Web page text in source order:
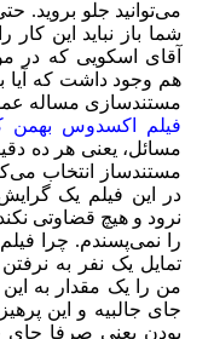
می‌توانید جلو
شما باز نباید این
آقای اسکویی که در
هم وجود داشت که آیا
مستندسازی مساله
فیلم اکسدوس بهمن
مسائل، یعنی هر ده
مستندساز انتخاب
در این فیلم یک
نرود و هیچ قضاوتی
را نمی‌پسندم. چرا
تمایل یک نفر به
من را یک مقدار به
جای جالبیه و این
بودن یعنی صرفا جای